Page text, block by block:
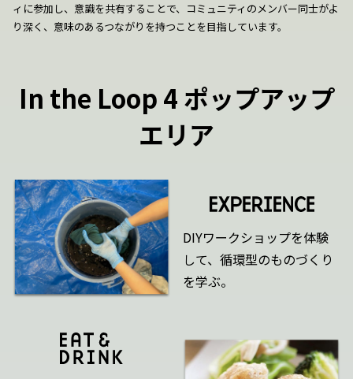
ィに参加し、意識を共有することで、コミュニティのメンバー同士がよ
り深く、意味のあるつながりを持つことを目指しています。
In the Loop 4 ポップアップ
エリア
DIYワークショップを体験
して、循環型のものづくり
を学ぶ。